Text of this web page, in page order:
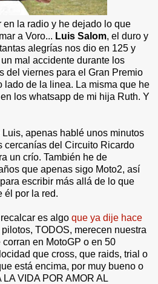
en la radio y he dejado lo que
a Voro... Luis Salom, el duro y
alegrías nos dio en 125 y
mal accidente durante los
del viernes para el Gran Premio
lado de la linea. La misma que he
los whatsapp de mi hija Ruth. Y
apenas hablé unos minutos
cercanías del Circuito Ricardo
un crío. También he de
que apenas sigo Moto2, así
escribir más allá de lo que
él por la red.
es algo que ya dije hace
TODOS, merecen nuestra
en MotoGP o en 50
que cross, que raids, trial o
está encima, por muy bueno o
VIDA POR AMOR AL